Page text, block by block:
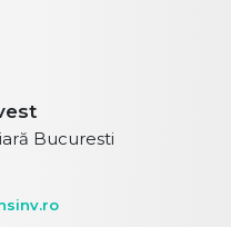
Bucuresti